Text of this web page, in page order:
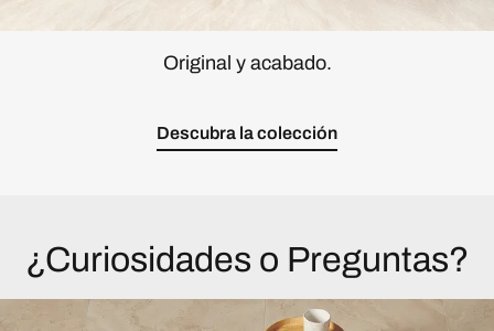
Original y acabado.
Descubra la colección
¿Curiosidades o Preguntas?